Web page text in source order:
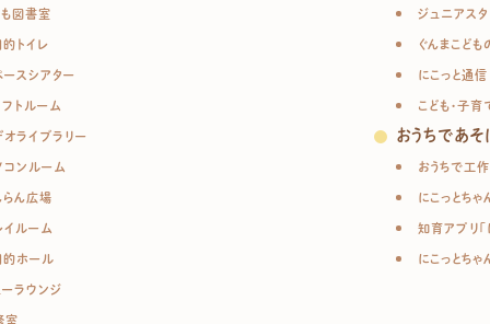
も図書室
的トイレ
ースシアター
フトルーム
オライブラリー
コンルーム
らん広場
イルーム
的ホール
ーラウンジ
室
ジュニアス
ぐんまこど
にこっと通信
こども・子
おうちであそ
おうちで工作
にこっとちゃ
知育アプリ「
にこっとち